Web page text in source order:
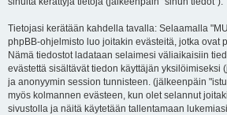
Tietojasi kerätään kahdella tavalla: Selaamalla
phpBB-ohjelmisto luo joitakin evästeitä, jotka ovat
Nämä tiedostot ladataan selaimesi väliaikaisiin
evästettä sisältävät tiedon käyttäjän yksilöimiseksi
ja anonyymin session tunnisteen. (jälkeenpäin
myös kolmannen evästeen, kun olet selannut
sivustolla ja näitä käytetään tallentamaan